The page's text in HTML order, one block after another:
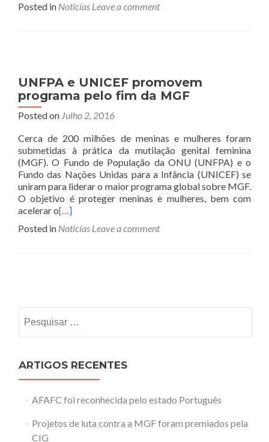
Posted in Noticías Leave a comment
UNFPA e UNICEF promovem
programa pelo fim da MGF
Posted on Julho 2, 2016
Cerca de 200 milhões de meninas e mulheres foram
submetidas à prática da mutilação genital feminina
(MGF). O Fundo de População da ONU (UNFPA) e o
Fundo das Nações Unidas para a Infância (UNICEF) se
uniram para liderar o maior programa global sobre MGF.
O objetivo é proteger meninas e mulheres, bem com
acelerar o[…]
Posted in Noticías Leave a comment
navigation
por:
ARTIGOS RECENTES
AFAFC foi reconhecida pelo estado Português
Projetos de luta contra a MGF foram premiados pela
CIG